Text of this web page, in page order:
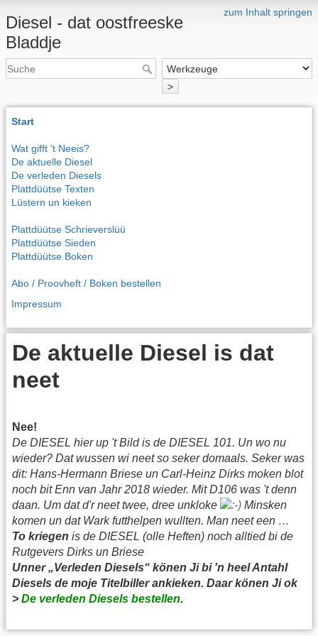
zum Inhalt springen
Diesel - dat oostfreeske
Bladdje
>
Start
Wat gifft 't Neeis?
De aktuelle Diesel
De verleden Diesels
Plattdüütse Texten
Lüstern un kieken
Plattdüütse Schrieverslüü
Plattdüütse Sieden
Plattdüütse Boken
Abo / Proovheft / Boken bestellen
Impressum
De aktuelle Diesel is dat
neet
Nee!
De DIESEL hier up 't Bild is de DIESEL 101. Un wo nu
wieder? Dat wussen wi neet so seker domaals. Seker was
dit: Hans-Hermann Briese un Carl-Heinz Dirks moken blot
noch bit Enn van Jahr 2018 wieder. Mit D106 was 't denn
daan. Um dat d'r neet twee, dree unkloke
Minsken
komen un dat Wark futthelpen wullten. Man neet een …
To kriegen is de DIESEL (olle Heften) noch alltied bi de
Rutgevers Dirks un Briese
Unner „Verleden Diesels“ könen Ji bi 'n heel Antahl
Diesels de moje Titelbiller ankieken. Daar könen Ji ok
> De verleden Diesels bestellen.